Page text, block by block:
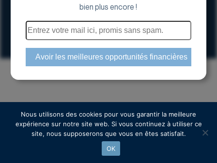
17 Avenue George V, 75008 Paris
Espace actionnaire
Copyright © 2024 Euroland Corporate
bien plus encore !
Nous utilisons des cookies pour vous garantir la meilleure
expérience sur notre site web. Si vous continuez à utiliser ce
site, nous supposerons que vous en êtes satisfait.
OK